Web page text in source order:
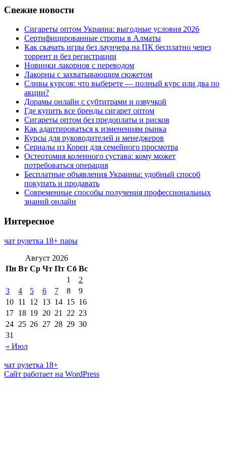
Свежие новости
Сигареты оптом Украина: выгодные условия 2026
Сертифицированные стропы в Алматы
Как скачать игры без лаунчера на ПК бесплатно через
торрент и без регистрации
Новинки лакорнов с переводом
Лакорны с захватывающим сюжетом
Сливы курсов: что выберете — полный курс или два по
акции?
Дорамы онлайн с субтитрами и озвучкой
Где купить все бренды сигарет оптом
Сигареты оптом без предоплаты и рисков
Как адаптироваться к изменениям рынка
Курсы для руководителей и менеджеров
Сериалы из Кореи для семейного просмотра
Остеотомия коленного сустава: кому может
потребоваться операция
Бесплатные объявления Украины: удобный способ
покупать и продавать
Современные способы получения профессиональных
знаний онлайн
Интересное
чат рулетка 18+ пары
Август 2026
Пн Вт Ср Чт Пт Сб Вс
« Июл
1
2
3
4 5 6 7 8
9
10 11 12 13 14 15 16
17 18 19 20 21 22 23
24 25 26 27 28 29 30
31
чат рулетка 18+
Сайт работает на WordPress